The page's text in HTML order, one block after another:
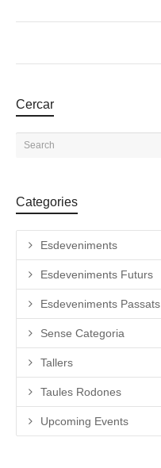
Cercar
Categories
Esdeveniments
Esdeveniments Futurs
Esdeveniments Passats
Sense Categoria
Tallers
Taules Rodones
Upcoming Events